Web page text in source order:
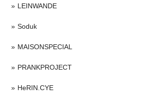
LEINWANDE
Soduk
MAISONSPECIAL
PRANKPROJECT
HeRIN.CYE